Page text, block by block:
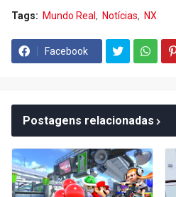
Tags: Mundo Real Notícias NX
Facebook
Postagens relacionadas